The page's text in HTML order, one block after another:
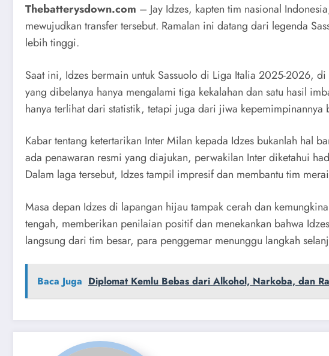
Thebatterysdown.com – Jay Idzes, kapten tim nasional
mewujudkan transfer tersebut. Ramalan ini datang dari legenda
lebih tinggi.
Saat ini, Idzes bermain untuk Sassuolo di Liga Italia 2025-2026,
yang dibelanya hanya mengalami tiga kekalahan dan satu hasil
hanya terlihat dari statistik, tetapi juga dari jiwa
Kabar tentang ketertarikan Inter Milan kepada Idzes bukanlah hal
ada penawaran resmi yang diajukan, perwakilan Inter diketahui
Dalam laga tersebut, Idzes tampil impresif dan membantu tim
Masa depan Idzes di lapangan hijau tampak cerah dan
tengah, memberikan penilaian positif dan menekankan bahwa
langsung dari tim besar, para penggemar menunggu langkah
Baca Juga Diplomat Kemlu Bebas dari Alkohol, Narkoba, dan